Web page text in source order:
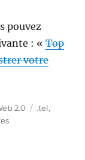
pouvez
: «Top
votre
2.0 Étiquettes
.tel,
sur